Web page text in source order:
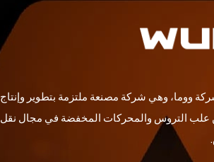
ووما، وهي شركة مصنعة ملتزمة بتطوير وإنتاج
علب التروس والمحركات المخفضة في مجال نقل